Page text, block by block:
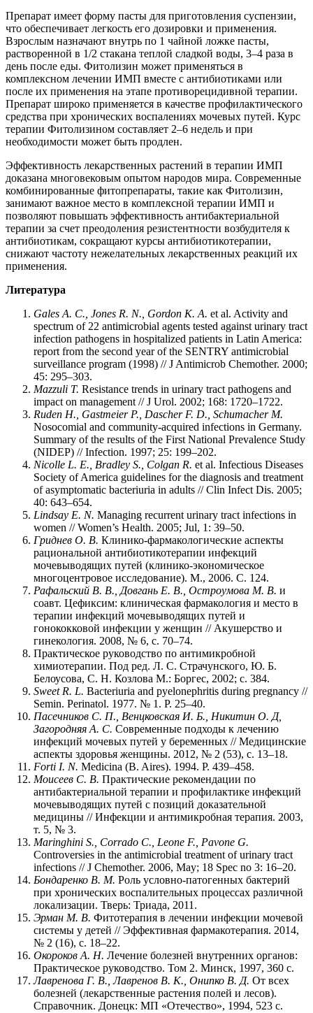
Препарат имеет форму пасты для приготовления суспензии,
что обеспечивает легкость его дозировки и применения.
Взрослым назначают внутрь по 1 чайной ложке пасты,
растворенной в 1/2 стакана теплой сладкой воды, 3–4 раза в
день после еды. Фитолизин может применяться в
комплексном лечении ИМП вместе с антибиотиками или
после их применения на этапе противорецидивной терапии.
Препарат широко применяется в качестве профилактического
средства при хронических воспалениях мочевых путей. Курс
терапии Фитолизином составляет 2–6 недель и при
необходимости может быть продлен.
Эффективность лекарственных растений в терапии ИМП
доказана многовековым опытом народов мира. Современные
комбинированные фитопрепараты, такие как Фитолизин,
занимают важное место в комплексной терапии ИМП и
позволяют повышать эффективность антибактериальной
терапии за счет преодоления резистентности возбудителя к
антибиотикам, сокращают курсы антибиотикотерапии,
снижают частоту нежелательных лекарственных реакций их
применения.
Литература
Gales A. C., Jones R. N., Gordon K. A. et al. Activity and
spectrum of 22 antimicrobial agents tested against urinary tract
infection pathogens in hospitalized patients in Latin America:
report from the second year of the SENTRY antimicrobial
surveillance program (1998) // J Antimicrob Chemother. 2000;
45: 295–303.
Mazzuli T. Resistance trends in urinary tract pathogens and
impact on management // J Urol. 2002; 168: 1720–1722.
Ruden H., Gastmeier P., Dascher F. D., Schumacher M.
Nosocomial and community-acquired infections in Germany.
Summary of the results of the First National Prevalence Study
(NIDEP) // Infection. 1997; 25: 199–202.
Nicolle L. E., Bradley S., Colgan R. et al. Infectious Diseases
Society of America guidelines for the diagnosis and treatment
of asymptomatic bacteriuria in adults // Clin Infect Dis. 2005;
40: 643–654.
Lindsay E. N. Managing recurrent urinary tract infections in
women // Women’s Health. 2005; Jul, 1: 39–50.
Гриднев О. В. Клинико-фармакологические аспекты
рациональной антибиотикотерапии инфекций
мочевыводящих путей (клинико-экономическое
многоцентровое исследование). М., 2006. С. 124.
Рафальский В. В., Довгань Е. В., Остроумова М. В. и
соавт. Цефиксим: клиническая фармакология и место в
терапии инфекций мочевыводящих путей и
гонококковой инфекции у женщин // Акушерство и
гинекология. 2008, № 6, с. 70–74.
Практическое руководство по антимикробной
химиотерапии. Под ред. Л. С. Страчунского, Ю. Б.
Белоусова, С. Н. Козлова М.: Боргес, 2002; с. 384.
Sweet R. L. Bacteriuria and pyelonephritis during pregnancy //
Semin. Perinatol. 1977. № 1. Р. 25–40.
Пасечников С. П., Венцковская И. Б., Никитин О. Д,
Загородняя А. С. Современные подходы к лечению
инфекций мочевых путей у беременных // Медицинские
аспекты здоровья женщины. 2012, № 2 (53), с. 13–18.
Forti I. N. Medicina (B. Aires). 1994. P. 439–458.
Моисеев С. В. Практические рекомендации по
антибактериальной терапии и профилактике инфекций
мочевыводящих путей с позиций доказательной
медицины // Инфекции и антимикробная терапия. 2003,
т. 5, № 3.
Maringhini S., Corrado C., Leone F., Pavone G.
Controversies in the antimicrobial treatment of urinary tract
infections // J Chemother. 2006, May; 18 Spec no 3: 16–20.
Бондаренко В. М. Роль условно-патогенных бактерий
при хронических воспалительных процессах различной
локализации. Тверь: Триада, 2011.
Эрман М. В. Фитотерапия в лечении инфекции мочевой
системы у детей // Эффективная фармакотерапия. 2014,
№ 2 (16), с. 18–22.
Окороков А. Н. Лечение болезней внутренних органов:
Практическое руководство. Том 2. Минск, 1997, 360 с.
Лавренова Г. В., Лавренов В. К., Онипко В. Д. От всех
болезней (лекарственные растения полей и лесов).
Справочник. Донецк: МП «Отечество», 1994, 523 с.